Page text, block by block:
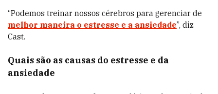
“Podemos treinar nossos cérebros para gerenciar de
melhor maneira o estresse e a ansiedade”, diz
Cast.
Quais são as causas do estresse e da
ansiedade